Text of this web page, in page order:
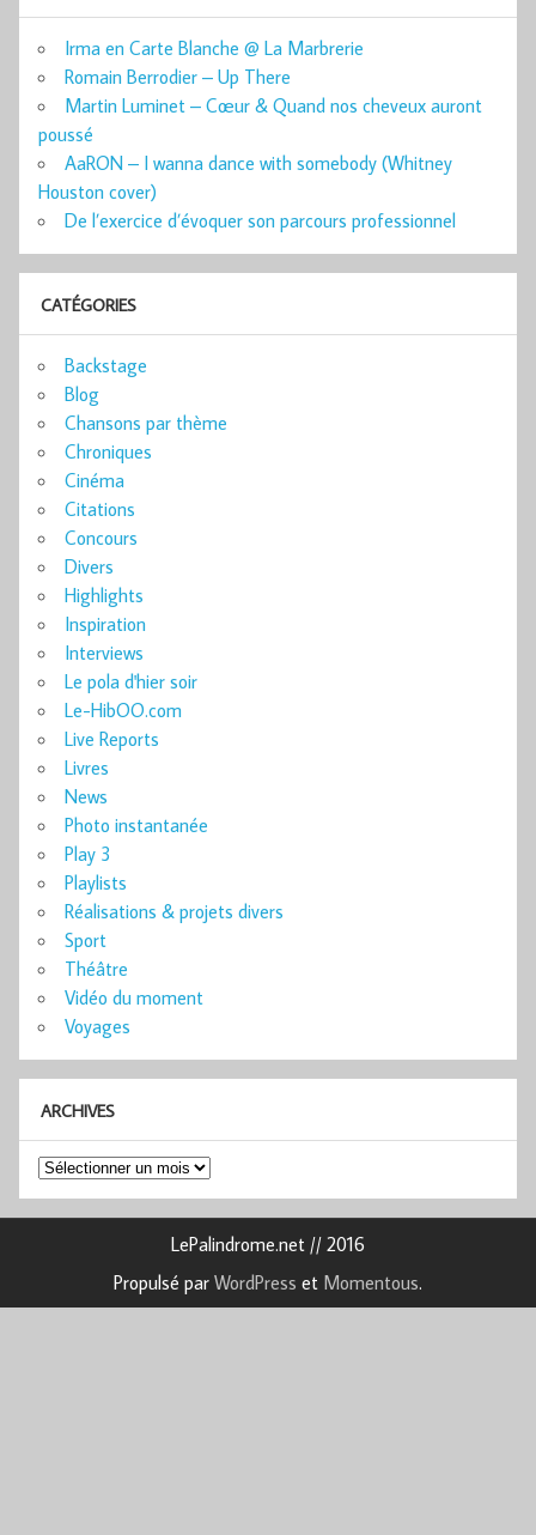
Irma en Carte Blanche @ La Marbrerie
Romain Berrodier – Up There
Martin Luminet – Cœur & Quand nos cheveux auront
poussé
AaRON – I wanna dance with somebody (Whitney
Houston cover)
De l’exercice d’évoquer son parcours professionnel
CATÉGORIES
Backstage
Blog
Chansons par thème
Chroniques
Cinéma
Citations
Concours
Divers
Highlights
Inspiration
Interviews
Le pola d'hier soir
Le-HibOO.com
Live Reports
Livres
News
Photo instantanée
Play 3
Playlists
Réalisations & projets divers
Sport
Théâtre
Vidéo du moment
Voyages
ARCHIVES
Archives
LePalindrome.net // 2016
Propulsé par WordPress et Momentous.